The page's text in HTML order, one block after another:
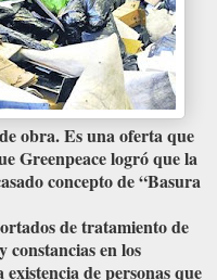
obra. Es una oferta que
Greenpeace logró que la
concepto de “Basura
de tratamiento de
constancias en los
de personas que